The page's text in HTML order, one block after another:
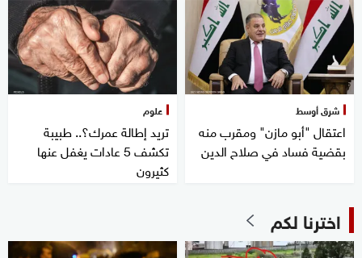
شرق أوسط
اعتقال "أبو مازن" ومقرب منه
بقضية فساد في صلاح الدين
علوم
تريد إطالة عمرك؟.. طبيبة
تكشف 5 عادات يغفل عنها
كثيرون
اخترنا لكم